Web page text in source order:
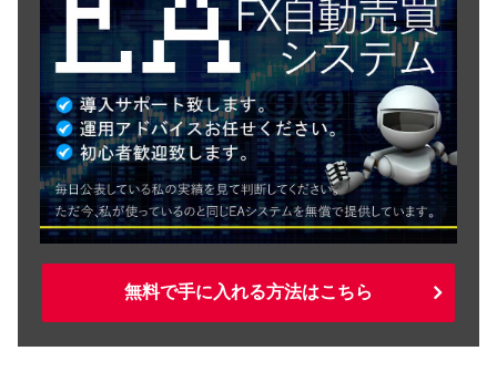
無料で手に入れる方法はこちら